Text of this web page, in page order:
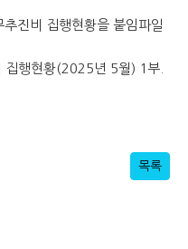
진비 집행현황을 붙임파일
집행현황(2025년 5월) 1부.
목록